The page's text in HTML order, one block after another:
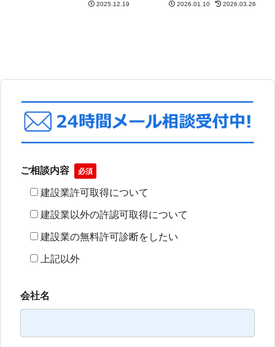
（以下、経管）”として強く求め
2025.12.19
は、あまりにももったいない誤解
2026.01.10 2026.03.26
ご相談内容 必須
建設業許可取得について
建設業以外の許認可取得について
建設業の無料許可診断をしたい
上記以外
会社名